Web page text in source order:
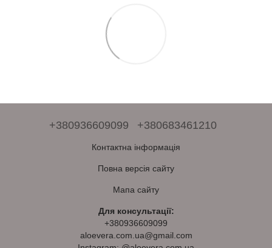
+380936609099 +380683461210
Контактна інформація
Повна версія сайту
Мапа сайту
Для консультації:
+380936609099
aloevera.com.ua@gmail.com